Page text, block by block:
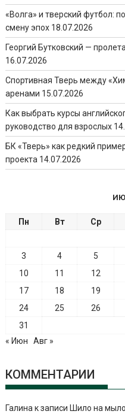
«Волга» и тверский футбол:
смену эпох 18.07.2026
Георгий Бутковский —
16.07.2026
Спортивная Тверь между
аренами 15.07.2026
Как выбрать курсы
руководство для взрослых
БК «Тверь» как редкий
проекта 14.07.2026
Пн Вт Ср
3
4 5
10
11 12
17
18 19
24
25 26
31
« Июн
Авг »
КОММЕНТАРИИ
Галина к записи Шило на